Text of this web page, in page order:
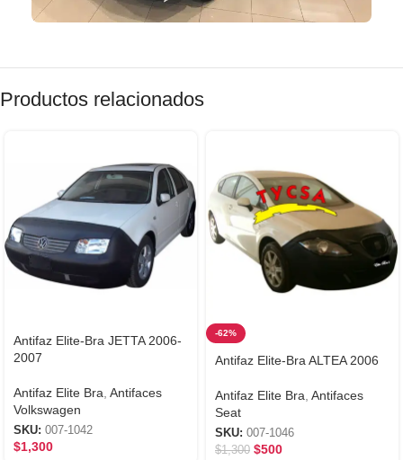
Productos relacionados
Antifaz Elite-Bra JETTA 2006-
2007
Antifaz Elite Bra Antifaces
Volkswagen
SKU: 007-1042
$1,300
-62%
Antifaz Elite-Bra ALTEA 2006
Antifaz Elite Bra Antifaces
Seat
SKU: 007-1046
$1,300 $500